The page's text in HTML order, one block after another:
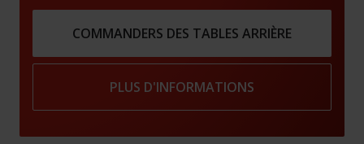
PLUS D'INFORMATIONS
COMMANDERS DES TABLES ARRIÈRE